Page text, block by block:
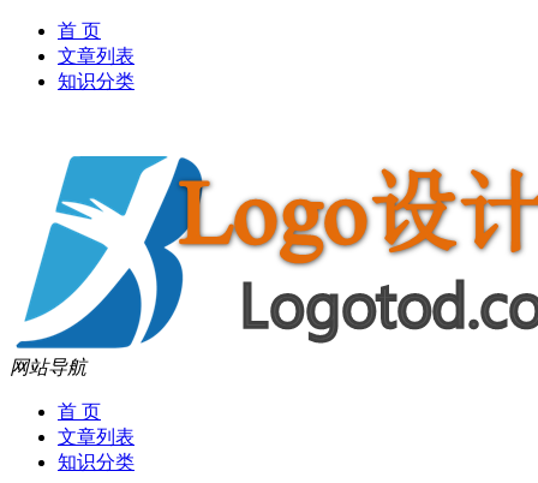
首 页
文章列表
知识分类
网站导航
首 页
文章列表
知识分类